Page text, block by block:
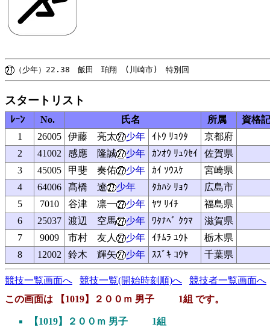
スタートリスト
ﾚｰﾝ No. 氏名 所属
資格
1
26005 伊藤 亮太 少年 ｲﾄｳ ﾘｮｳﾀ
京都府
2
41002 感應 隆誠 少年 ｶﾝｵｳ ﾘｭｳｾｲ
佐賀県
3
45005 甲斐 奏佑 少年 ｶｲ ｿｳｽｹ
宮崎県
4
64006 髙橋 遼 少年 ﾀｶﾊｼ ﾘｮｳ
広島市
5
7010 谷津 凛一 少年 ﾔﾂ ﾘｲﾁ
福島県
6
25037 渡辺 空馬 少年 ﾜﾀﾅﾍﾞ ｸｳﾏ
滋賀県
7
9009 市村 友人 少年 ｲﾁﾑﾗ ﾕｳﾄ
栃木県
8
12002 鈴木 輝矢 少年 ｽｽﾞｷ ｺｳﾔ 千葉県
競技一覧画面へ 競技一覧(開始時刻順)へ
競技者一覧画面へ
この画面は 【1019】２００ｍ 男子 1組 です。
【1019】２００ｍ 男子 1組